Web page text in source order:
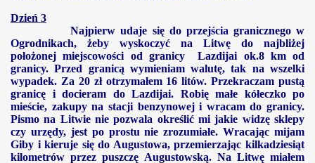
Dzień 3
Najpierw udaje się do przejścia granicznego w
Ogrodnikach, żeby wyskoczyć na Litwę do najbliżej
położonej miejscowości od granicy Lazdijai ok.8 km od
granicy. Przed granicą wymieniam walutę, tak na wszelki
wypadek. Za 20 zł otrzymałem 16 litów. Przekraczam pustą
granicę i docieram do Lazdijai. Robię małe kółeczko po
mieście, zakupy na stacji benzynowej i wracam do granicy.
Pismo na Litwie nie pozwala określić mi jakie widzę sklepy
czy urzędy, jest po prostu nie zrozumiałe. Wracając mijam
Giby i kieruje się do Augustowa, przemierzając kilkadziesiąt
kilometrów przez puszczę Augustowską. Na Litwę miałem